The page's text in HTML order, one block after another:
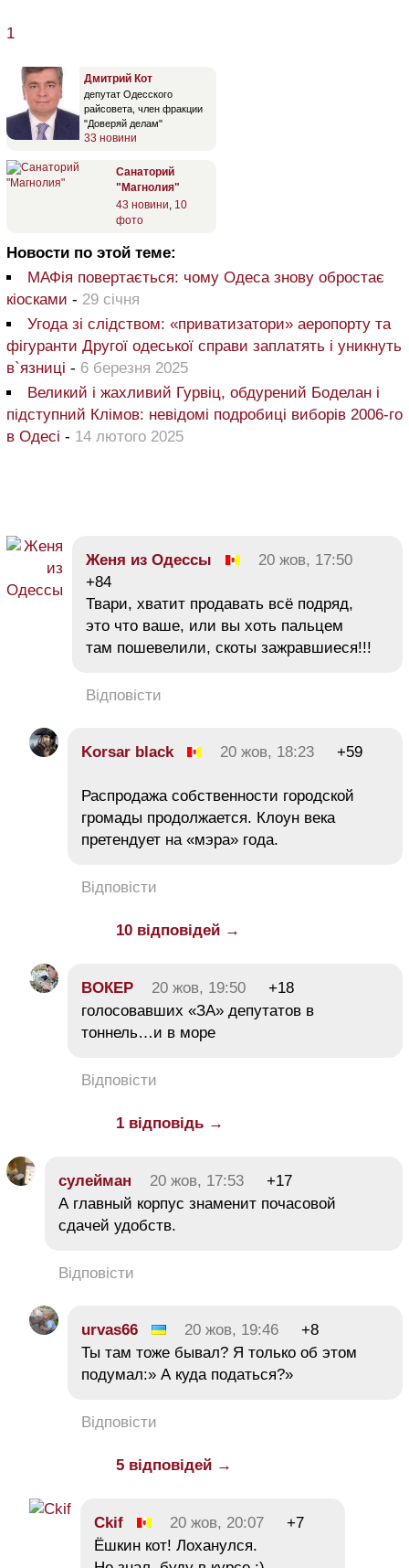
1
Дмитрий Кот
депутат Одесского
райсовета, член фракции
"Доверяй делам"
33 новини
Санаторий
"Магнолия"
43 новини, 10
фото
Новости по этой теме:
МАФія повертається: чому Одеса знову обростає
кіосками - 29 січня
Угода зі слідством: «приватизатори» аеропорту та
фігуранти Другої одеської справи заплатять і уникнуть
в`язниці - 6 березня 2025
Великий і жахливий Гурвіц, обдурений Боделан і
підступний Клімов: невідомі подробиці виборів 2006-го
в Одесі - 14 лютого 2025
Женя из Одессы
20 жов, 17:50
+84
Твари, хватит продавать всё подряд,
это что ваше, или вы хоть пальцем
там пошевелили, скоты зажравшиеся!!!
Відповісти
Korsar black 20 жов, 18:23 +59
Распродажа собственности городской
громады продолжается. Клоун века
претендует на «мэра» года.
Відповісти
10 відповідей →
ВОКЕР 20 жов, 19:50
+18
голосовавших «ЗА» депутатов в
тоннель…и в море
Відповісти
1 відповідь →
сулейман 20 жов, 17:53
+17
А главный корпус знаменит почасовой
сдачей удобств.
Відповісти
urvas66 20 жов, 19:46
+8
Ты там тоже бывал? Я только об этом
подумал:» А куда податься?»
Відповісти
5 відповідей →
Ckif 20 жов, 20:07
+7
Ёшкин кот! Лоханулся.